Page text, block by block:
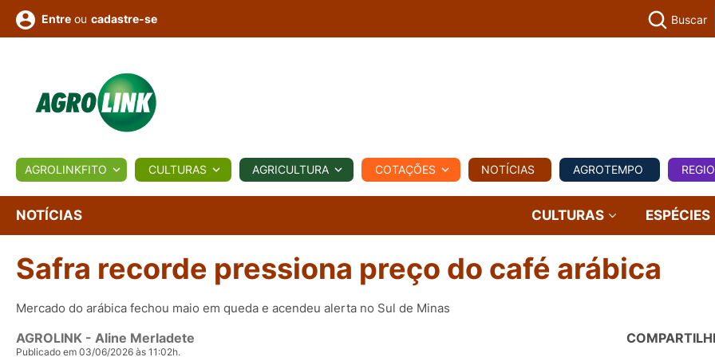
BIOLÓGICOS COTAÇÕES NOTÍCIAS AGROTEMPO REGIONAL COMERCIAL AGROVIAGENS
Conversor Colunistas Eventos
e
Vídeos
Entre ou cadastre-se Buscar
AGROLINKFITO CULTURAS AGRICULTURA COTAÇÕES NOTÍCIAS AGROTEMPO
NOTÍCIAS CULTURAS ESPÉCIES
Safra recorde pressiona preço do café arábica
Mercado do arábica fechou maio em queda e acendeu alerta no Sul de Minas
AGROLINK - Aline Merladete
Publicado em 03/06/2026 às 11:02h.